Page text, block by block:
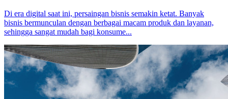
Di era digital saat ini, persaingan bisnis semakin ketat. Banyak
bisnis bermunculan dengan berbagai macam produk dan layanan,
sehingga sangat mudah bagi konsume...